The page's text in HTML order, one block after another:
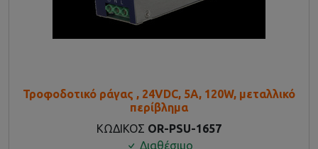
Τροφοδοτικό ράγας , 24VDC, 5A, 120W, μεταλλικό
περίβλημα
ΚΩΔΙΚΟΣ OR-PSU-1657
Διαθέσιμο